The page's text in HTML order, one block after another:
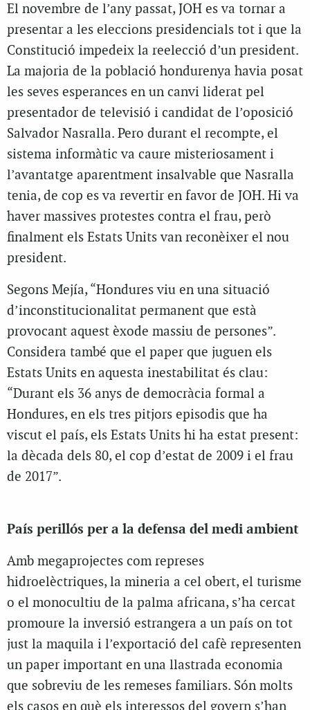
El novembre de l’any passat, JOH es va tornar a
presentar a les eleccions presidencials tot i que la
Constitució impedeix la reelecció d’un president.
La majoria de la població hondurenya havia posat
les seves esperances en un canvi liderat pel
presentador de televisió i candidat de l’oposició
Salvador Nasralla. Pero durant el recompte, el
sistema informàtic va caure misteriosament i
l’avantatge aparentment insalvable que Nasralla
tenia, de cop es va revertir en favor de JOH. Hi va
haver massives protestes contra el frau, però
finalment els Estats Units van reconèixer el nou
president.
Segons Mejía, “Hondures viu en una situació
d’inconstitucionalitat permanent que està
provocant aquest èxode massiu de persones”.
Considera també que el paper que juguen els
Estats Units en aquesta inestabilitat és clau:
“Durant els 36 anys de democràcia formal a
Hondures, en els tres pitjors episodis que ha
viscut el país, els Estats Units hi ha estat present:
la dècada dels 80, el cop d’estat de 2009 i el frau
de 2017”.
País perillós per a la defensa del medi ambient
Amb megaprojectes com represes
hidroelèctriques, la mineria a cel obert, el turisme
o el monocultiu de la palma africana, s’ha cercat
promoure la inversió estrangera a un país on tot
just la maquila i l’exportació del cafè representen
un paper important en una llastrada economia
que sobreviu de les remeses familiars. Són molts
els casos en què els interessos del govern s’han